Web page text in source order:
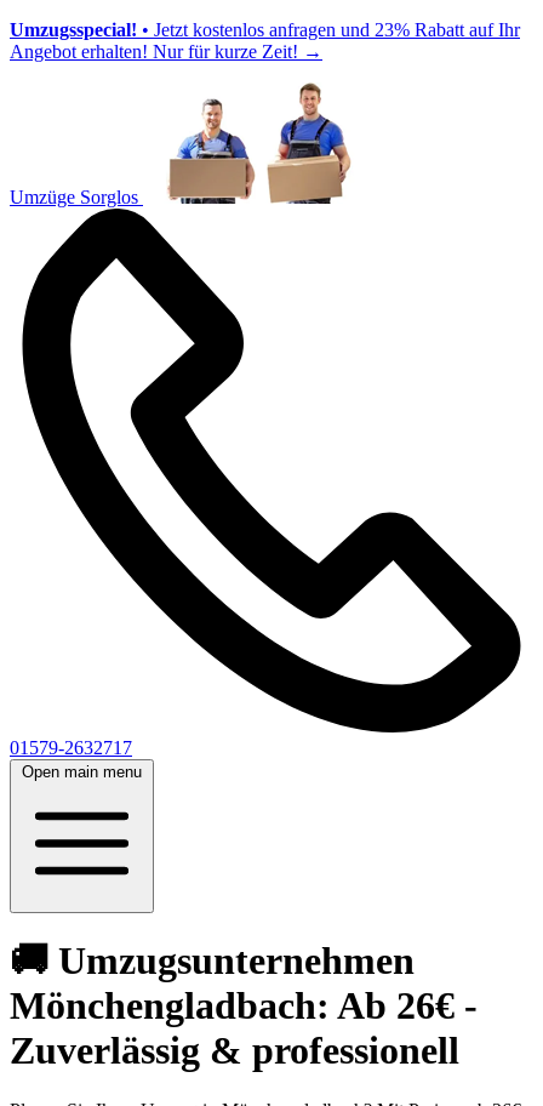
Umzugsspecial! • Jetzt kostenlos anfragen und 23% Rabatt auf Ihr
Angebot erhalten! Nur für kurze Zeit! →
Umzüge Sorglos
01579-2632717
Open main menu
🚚 Umzugsunternehmen
Mönchengladbach: Ab 26€ -
Zuverlässig & professionell